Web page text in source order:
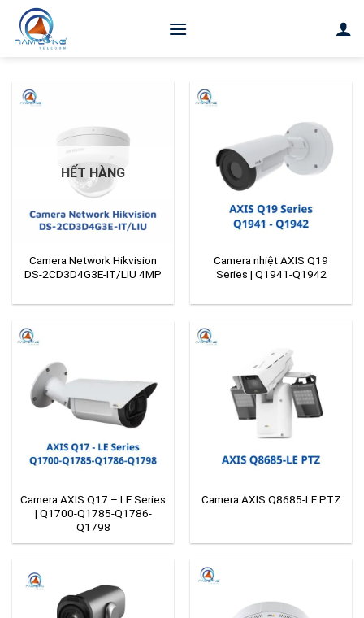
nội
HẾT HÀNG
Camera Network Hikvision
DS-2CD3D4G3E-IT/LIU 4MP
Camera nhiệt AXIS Q19
Series | Q1941-Q1942
Camera AXIS Q17 – LE Series
| Q1700-Q1785-Q1786-
Q1798
Camera AXIS Q8685-LE PTZ